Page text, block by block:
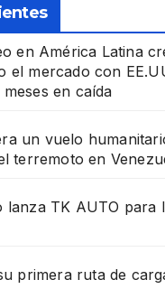
en América Latina
el mercado con
en caída
un vuelo
terremoto en
lanza TK AUTO para
primera ruta de